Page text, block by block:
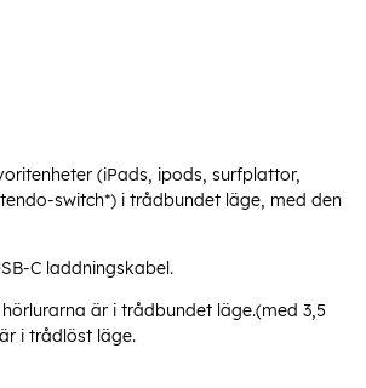
(iPads, ipods, surfplattor,
switch*) i trådbundet läge, med den
C laddningskabel.
är i trådbundet läge.(med 3,5
i trådlöst läge.